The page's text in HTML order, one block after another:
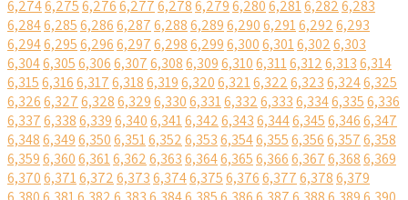
6,2746,2756,2766,2776,2786,2796,2806,2816,2826,283
6,2846,2856,2866,2876,2886,2896,2906,2916,2926,293
6,2946,2956,2966,2976,2986,2996,3006,3016,3026,303
6,3046,3056,3066,3076,3086,3096,3106,3116,3126,3136,314
6,3156,3166,3176,3186,3196,3206,3216,3226,3236,3246,325
6,3266,3276,3286,3296,3306,3316,3326,3336,3346,3356,336
6,3376,3386,3396,3406,3416,3426,3436,3446,3456,3466,347
6,3486,3496,3506,3516,3526,3536,3546,3556,3566,3576,358
6,3596,3606,3616,3626,3636,3646,3656,3666,3676,3686,369
6,3706,3716,3726,3736,3746,3756,3766,3776,3786,379